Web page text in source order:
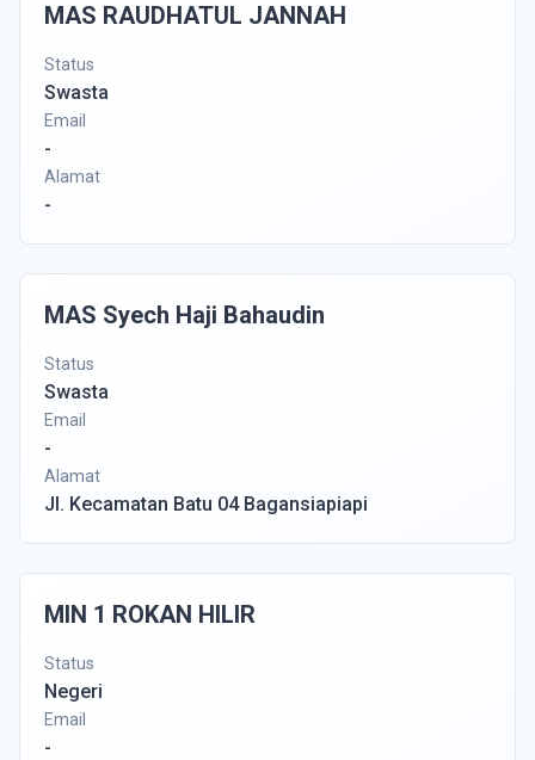
MAS RAUDHATUL JANNAH
Status
Swasta
Email
-
Alamat
-
MAS Syech Haji Bahaudin
Status
Swasta
Email
-
Alamat
Jl. Kecamatan Batu 04 Bagansiapiapi
MIN 1 ROKAN HILIR
Status
Negeri
Email
-